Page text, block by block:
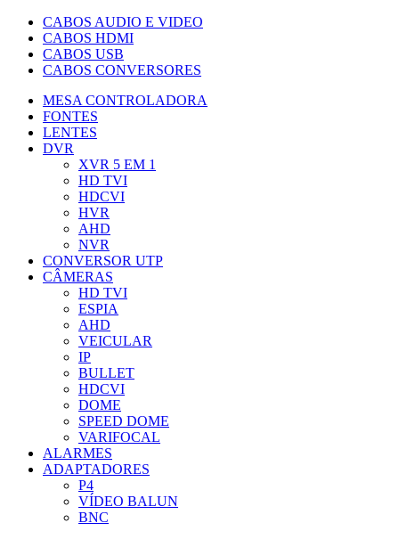
CABOS AUDIO E VIDEO
CABOS HDMI
CABOS USB
CABOS CONVERSORES
MESA CONTROLADORA
FONTES
LENTES
DVR
XVR 5 EM 1
HD TVI
HDCVI
HVR
AHD
NVR
CONVERSOR UTP
CÂMERAS
HD TVI
ESPIA
AHD
VEICULAR
IP
BULLET
HDCVI
DOME
SPEED DOME
VARIFOCAL
ALARMES
ADAPTADORES
P4
VÍDEO BALUN
BNC